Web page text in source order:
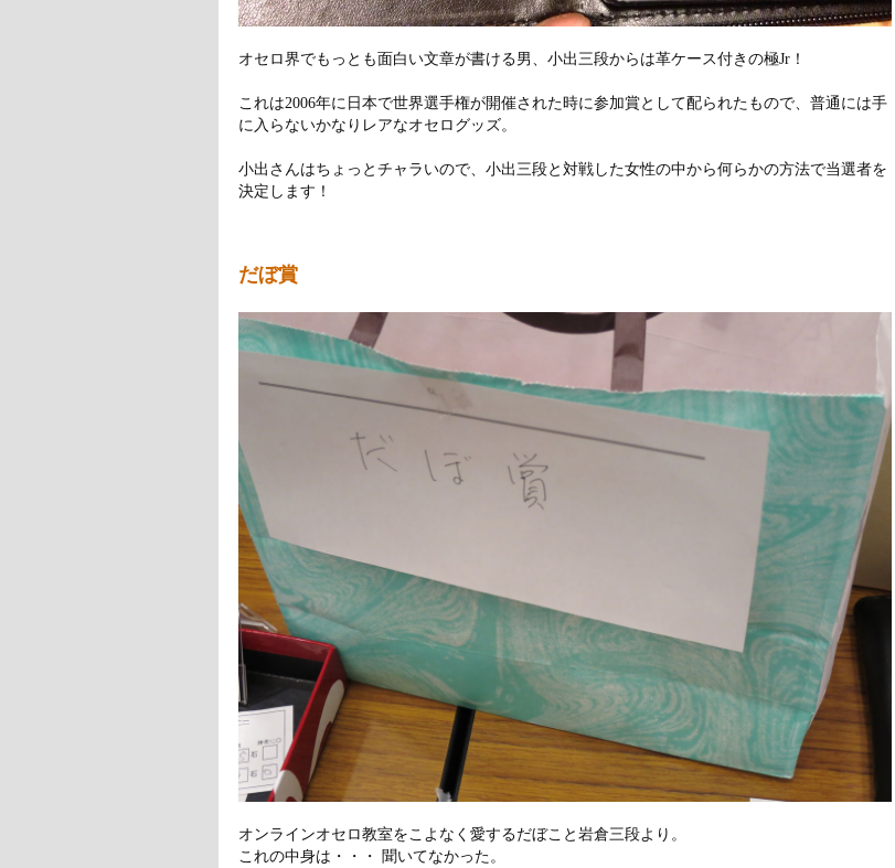
オセロ界でもっとも面白い文章が書ける男、小出三段からは革ケース付きの極Jr！
これは2006年に日本で世界選手権が開催された時に参加賞として配られたもので、普通には手
に入らないかなりレアなオセログッズ。
小出さんはちょっとチャラいので、小出三段と対戦した女性の中から何らかの方法で当選者を
決定します！
だぼ賞
オンラインオセロ教室をこよなく愛するだぼこと岩倉三段より。
これの中身は・・・ 聞いてなかった。